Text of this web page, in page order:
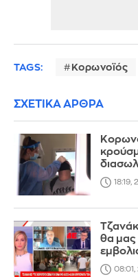
TAGS: Κορωνοϊός
ΣΧΕΤΙΚΑ ΑΡΘΡΑ
18:19,
θα μας
08:01,